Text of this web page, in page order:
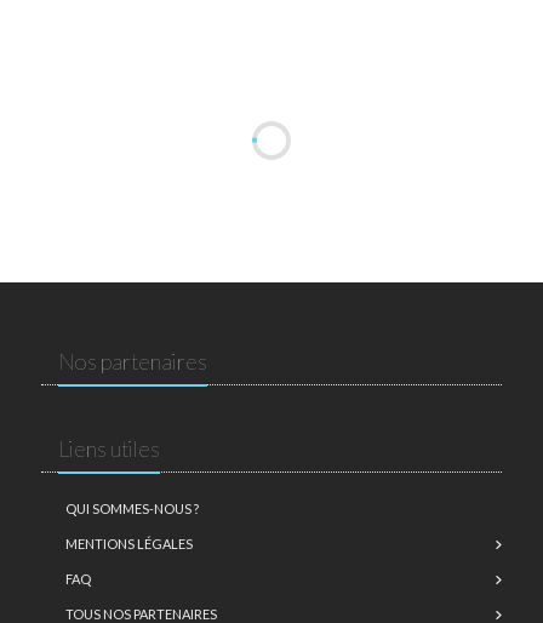
Nos partenaires
Liens utiles
QUI SOMMES-NOUS ?
MENTIONS LÉGALES
FAQ
TOUS NOS PARTENAIRES